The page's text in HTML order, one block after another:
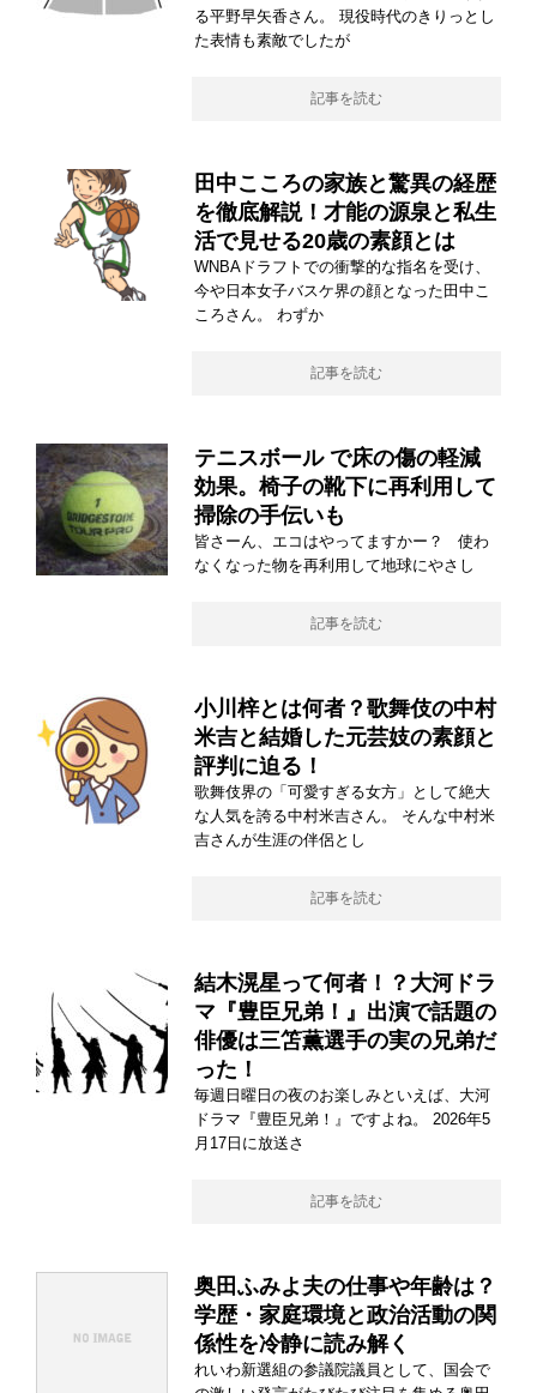
る平野早矢香さん。 現役時代のきりっとし
た表情も素敵でしたが
記事を読む
田中こころの家族と驚異の経歴
を徹底解説！才能の源泉と私生
活で見せる20歳の素顔とは
WNBAドラフトでの衝撃的な指名を受け、
今や日本女子バスケ界の顔となった田中こ
ころさん。 わずか
記事を読む
テニスボール で床の傷の軽減
効果。椅子の靴下に再利用して
掃除の手伝いも
皆さーん、エコはやってますかー？ 使わ
なくなった物を再利用して地球にやさし
記事を読む
小川梓とは何者？歌舞伎の中村
米吉と結婚した元芸妓の素顔と
評判に迫る！
歌舞伎界の「可愛すぎる女方」として絶大
な人気を誇る中村米吉さん。 そんな中村米
吉さんが生涯の伴侶とし
記事を読む
結木滉星って何者！？大河ドラ
マ『豊臣兄弟！』出演で話題の
俳優は三笘薫選手の実の兄弟だ
った！
毎週日曜日の夜のお楽しみといえば、大河
ドラマ『豊臣兄弟！』ですよね。 2026年5
月17日に放送さ
記事を読む
奥田ふみよ夫の仕事や年齢は？
学歴・家庭環境と政治活動の関
係性を冷静に読み解く
れいわ新選組の参議院議員として、国会で